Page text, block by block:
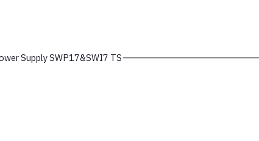
Supply SWP17&SWI7 TS